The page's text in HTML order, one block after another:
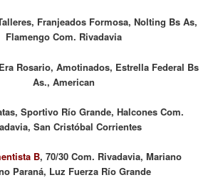
Franjeados Formosa, Nolting Bs As,
Flamengo Com. Rivadavia
Rosario, Amotinados, Estrella Federal Bs
As., American
Sportivo Río Grande, Halcones Com.
San Cristóbal Corrientes
B, 70/30 Com. Rivadavia, Mariano
Paraná, Luz Fuerza Río Grande